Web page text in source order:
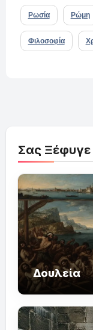
Ρωσία Ρώμη
Φιλοσοφία
Σας Ξέφυγε
Δουλεία